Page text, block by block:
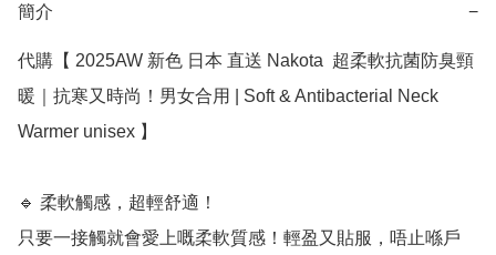
簡介 −
代購【 2025AW 新色 日本 直送 Nakota  超柔軟抗菌防臭頸
暖｜抗寒又時尚！男女合用 | Soft & Antibacterial Neck
Warmer unisex 】
🔹 柔軟觸感，超輕舒適！
只要一接觸就會愛上嘅柔軟質感！輕盈又貼服，唔止喺戶